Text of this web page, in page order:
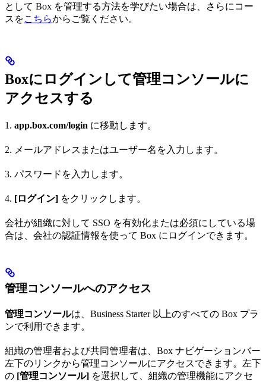
として Box を管理する方法を学びたい場合は、さらにコー
スをこちらからご覧ください。
Boxにログインして管理コンソールに
アクセスする
1. app.box.com/login に移動します。
2. メールアドレスまたはユーザー名を入力します。
3. パスワードを入力します。
4. [ログイン] をクリックします。
会社が組織に対して SSO を有効化または必須にしている場
合は、会社の認証情報を使って Box にログインできます。
管理コンソールへのアクセス
管理コンソールは、Business Starter 以上のすべての Box プラ
ンで利用できます。
組織の管理者および共同管理者は、Box ナビゲーションバー
左下のリンクから管理コンソールにアクセスできます。左下
の [管理コンソール] を選択して、組織の管理機能にアクセ